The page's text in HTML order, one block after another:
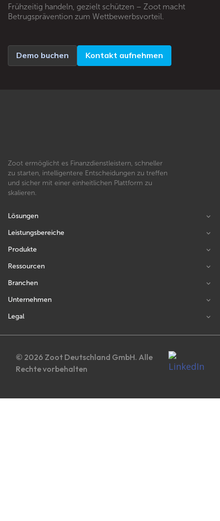
Frühzeitig handeln, gezielt schützen – Zoot macht
Betrugsprävention zum Wettbewerbsvorteil.
Demo buchen Kontakt aufnehmen
Zoot ermöglicht es Finanzdienstleistern, schneller
zu starten, intelligentere Entscheidungen zu treffen
und sicher mit einer einheitlichen Plattform zu
skalieren.
Lösungen
Leistungsbereiche
Produkte
Ressourcen
Branchen
Unternehmen
Legal
© 2026 Zoot Deutschland GmbH. Alle
Rechte vorbehalten